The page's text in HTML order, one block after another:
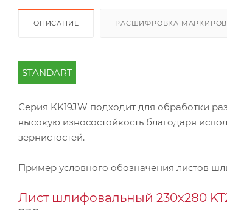
ОПИСАНИЕ РАСШИФРОВКА
STANDART
Серия KK19JW подходит для обработки
высокую износостойкость благодаря
зернистостей.
Пример условного обозначения листов
Лист шлифовальный 230х280